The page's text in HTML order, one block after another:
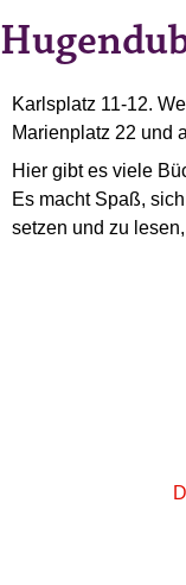
Karlsplatz 11-12.
Marienplatz 22 und
Hier gibt es viele
Es macht Spaß,
setzen und zu